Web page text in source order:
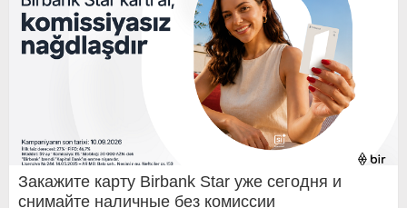
Закажите карту Birbank Star уже сегодня и
снимайте наличные без комиссии